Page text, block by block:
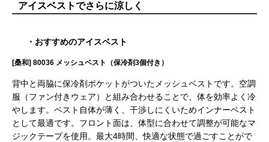
アイスベストでさらに涼しく
・おすすめのアイスベスト
[桑和] 80036 メッシュベスト（保冷剤3個付き）
背中と両脇に保冷剤ポケットがついたメッシュベストです。空調
服（ファン付きウェア）と組み合わせることで、体を効率よく冷
やします。ベスト自体が薄く、干渉しにくいためインナーベスト
として最適です。フロント面は、体型に合わせて調整が可能なマ
ジックテープを使用。最大4時間、快適な状態で過ごすことがで